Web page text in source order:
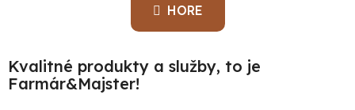
á
d
c
k
n
HORE
Kvalitné produkty a služby, to je
Farmár&Majster!